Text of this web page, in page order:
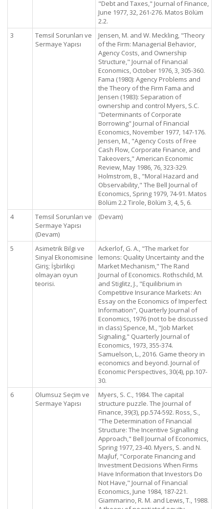
"Debt and Taxes," Journal of Finance,
June 1977, 32, 261-276. Matos Bölüm
2.2.
3
Temsil Sorunları ve
Sermaye Yapısı
Jensen, M. and W. Meckling, "Theory
of the Firm: Managerial Behavior,
Agency Costs, and Ownership
Structure," Journal of Financial
Economics, October 1976, 3, 305-360.
Fama (1980): Agency Problems and
the Theory of the Firm Fama and
Jensen (1983): Separation of
ownership and control Myers, S.C.
"Determinants of Corporate
Borrowing" Journal of Financial
Economics, November 1977, 147-176.
Jensen, M., "Agency Costs of Free
Cash Flow, Corporate Finance, and
Takeovers," American Economic
Review, May 1986, 76, 323-329.
Holmstrom, B., "Moral Hazard and
Observability," The Bell Journal of
Economics, Spring 1979, 74-91. Matos
Bölüm 2.2 Tirole, Bölüm 3, 4, 5, 6.
4
Temsil Sorunları ve
Sermaye Yapısı
(Devam)
(Devam)
5
Asimetrik Bilgi ve
Sinyal Ekonomisine
Giriş; İşbirlikçi
olmayan oyun
teorisi.
Ackerlof, G. A., "The market for
lemons: Quality Uncertainty and the
Market Mechanism," The Rand
Journal of Economics. Rothschild, M.
and Stiglitz, J., "Equilibrium in
Competitive Insurance Markets: An
Essay on the Economics of Imperfect
Information", Quarterly Journal of
Economics, 1976 (not to be discussed
in class) Spence, M., "Job Market
Signaling," Quarterly Journal of
Economics, 1973, 355-374.
Samuelson, L., 2016. Game theory in
economics and beyond. Journal of
Economic Perspectives, 30(4), pp.107-
30.
6
Olumsuz Seçim ve
Sermaye Yapısı
Myers, S. C., 1984. The capital
structure puzzle. The Journal of
Finance, 39(3), pp.574-592. Ross, S.,
"The Determination of Financial
Structure: The Incentive Signalling
Approach," Bell Journal of Economics,
Spring 1977, 23-40. Myers, S. and N.
Majluf, "Corporate Financing and
Investment Decisions When Firms
Have Information that Investors Do
Not Have," Journal of Financial
Economics, June 1984, 187-221.
Giammarino, R. M. and Lewis, T., 1988.